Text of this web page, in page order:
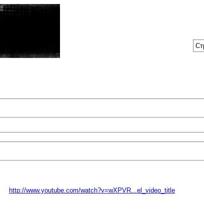
http://www.youtube.com/watch?v=wXPVR...el_video_title